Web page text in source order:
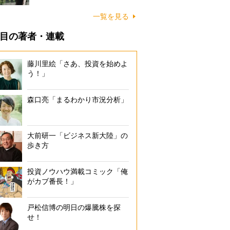
一覧を見る
の著者・連載
藤川里絵「さあ、投資を始めよ
う！」
森口亮「まるわかり市況分析」
大前研一「ビジネス新大陸」の
歩き方
投資ノウハウ満載コミック「俺
がカブ番長！」
戸松信博の明日の爆騰株を探
せ！